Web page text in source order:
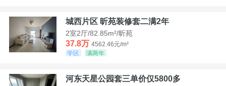
城西片区 昕苑装修套二满2年
2室2厅/82.85m²/昕苑
37.8万 4562.46元/m²
学区
满两年
河东天星公园套三单价仅5800多